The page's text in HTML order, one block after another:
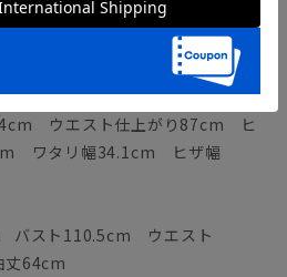
バスト108.5cm ウエスト
62.5cm
ウエスト仕上がり87cm ヒ
ワタリ幅34.1cm ヒザ幅
バスト110.5cm ウエスト
64cm